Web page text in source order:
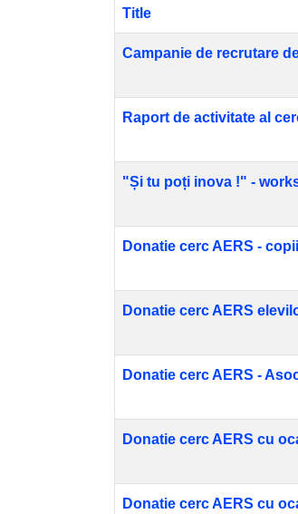
Title
Campanie de recrutare
Raport de activitate al
"Și tu poți inova !" -
Donatie cerc AERS -
Donatie cerc AERS
Donatie cerc AERS -
Donatie cerc AERS cu
Donatie cerc AERS cu